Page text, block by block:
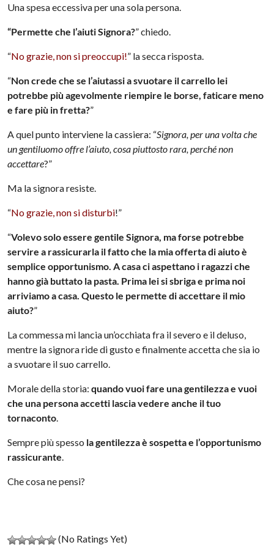
Una spesa eccessiva per una sola persona.
“Permette che l’aiuti Signora?” chiedo.
“No grazie, non si preoccupi!” la secca risposta.
“Non crede che se l’aiutassi a svuotare il carrello lei
potrebbe più agevolmente riempire le borse, faticare meno
e fare più in fretta?”
A quel punto interviene la cassiera: “Signora, per una volta che
un gentiluomo offre l’aiuto, cosa piuttosto rara, perché non
accettare?”
Ma la signora resiste.
“No grazie, non si disturbi!”
“Volevo solo essere gentile Signora, ma forse potrebbe
servire a rassicurarla il fatto che la mia offerta di aiuto è
semplice opportunismo. A casa ci aspettano i ragazzi che
hanno già buttato la pasta. Prima lei si sbriga e prima noi
arriviamo a casa. Questo le permette di accettare il mio
aiuto?”
La commessa mi lancia un’occhiata fra il severo e il deluso,
mentre la signora ride di gusto e finalmente accetta che sia io
a svuotare il suo carrello.
Morale della storia:quando vuoi fare una gentilezza e vuoi
che una persona accetti lascia vedere anche il tuo
tornaconto
Sempre più spesso la gentilezza è sospetta e l’opportunismo
rassicurante
Che cosa ne pensi?
(No Ratings Yet)